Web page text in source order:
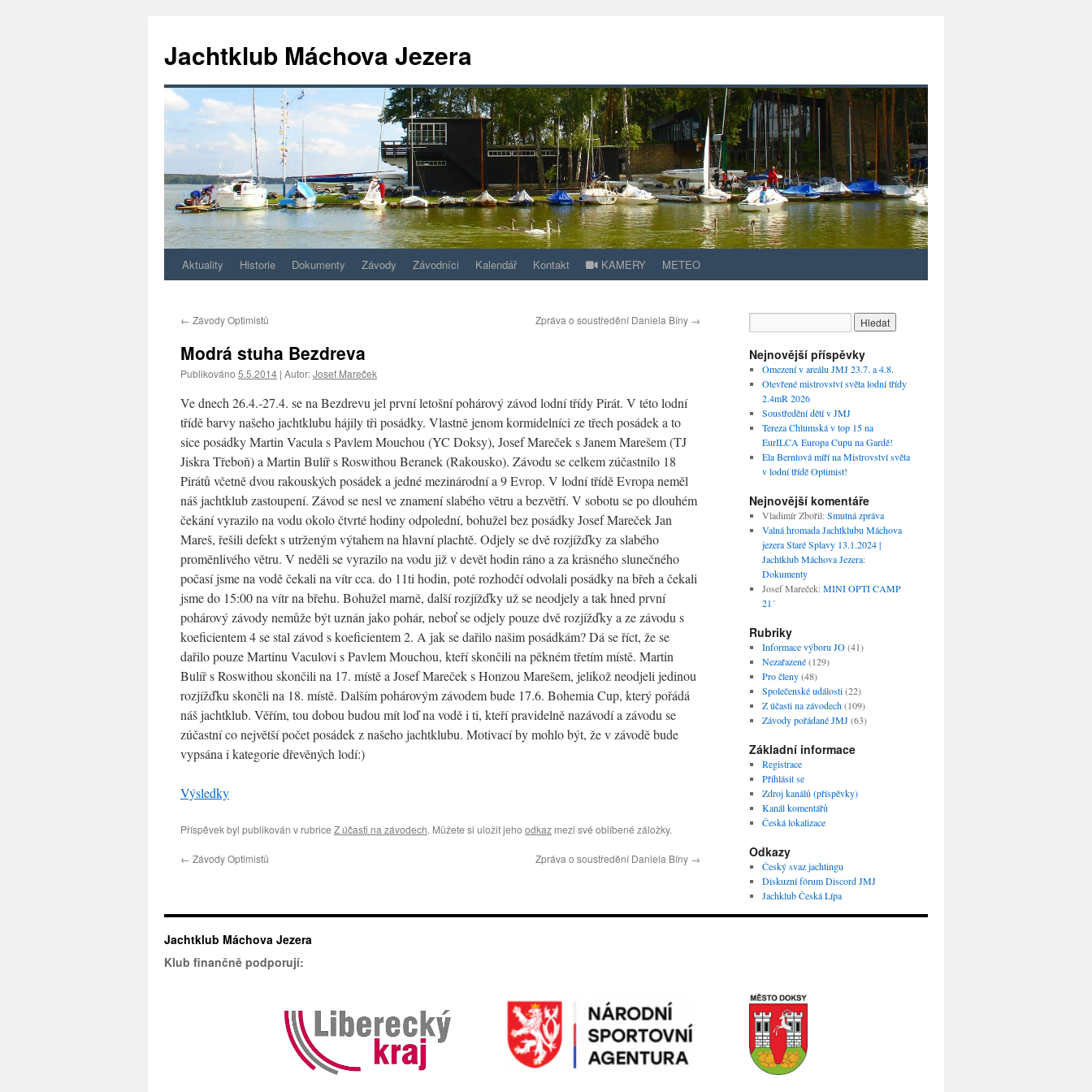
Jachtklub Máchova Jezera
Přejít
obsahu
webu
Aktuality Historie Dokumenty Závody Závodníci Kalendář Kontakt KAMERY METEO
← Závody Optimistů Zpráva o soustředění Daniela Bíny →
Modrá stuha Bezdreva
Publikováno 5.5.2014 | Autor:Josef Mareček
Ve dnech 26.4.-27.4. se na Bezdrevu jel první letošní pohárový závod lodní třídy Pirát. V této lodní
třídě barvy našeho jachtklubu hájily tři posádky. Vlastně jenom kormidelníci ze třech posádek a to
sice posádky Martin Vacula s Pavlem Mouchou (YC Doksy), Josef Mareček s Janem Marešem (TJ
Jiskra Třeboň) a Martin Bulíř s Roswithou Beranek (Rakousko). Závodu se celkem zúčastnilo 18
Pirátů včetně dvou rakouských posádek a jedné mezinárodní a 9 Evrop. V lodní třídě Evropa neměl
náš jachtklub zastoupení. Závod se nesl ve znamení slabého větru a bezvětří. V sobotu se po dlouhém
čekání vyrazilo na vodu okolo čtvrté hodiny odpolední, bohužel bez posádky Josef Mareček Jan
Mareš, řešili defekt s utrženým výtahem na hlavní plachtě. Odjely se dvě rozjížďky za slabého
proměnlivého větru. V neděli se vyrazilo na vodu již v devět hodin ráno a za krásného slunečného
počasí jsme na vodě čekali na vítr cca. do 11ti hodin, poté rozhodčí odvolali posádky na břeh a čekali
jsme do 15:00 na vítr na břehu. Bohužel marně, další rozjížďky už se neodjely a tak hned první
pohárový závody nemůže být uznán jako pohár, neboť se odjely pouze dvě rozjížďky a ze závodu s
koeficientem 4 se stal závod s koeficientem 2. A jak se dařilo našim posádkám? Dá se říct, že se
dařilo pouze Martinu Vaculovi s Pavlem Mouchou, kteří skončili na pěkném třetím místě. Martin
Bulíř s Roswithou skončili na 17. místě a Josef Mareček s Honzou Marešem, jelikož neodjeli jedinou
rozjížďku skončli na 18. místě. Dalším pohárovým závodem bude 17.6. Bohemia Cup, který pořádá
náš jachtklub. Věřím, tou dobou budou mít loď na vodě i ti, kteří pravidelně nazávodí a závodu se
zúčastní co největší počet posádek z našeho jachtklubu. Motivací by mohlo být, že v závodě bude
vypsána i kategorie dřevěných lodí:)
Výsledky
Příspěvek byl publikován v rubrice Z účasti na závodech. Můžete si uložit jeho odkaz mezi své oblíbené záložky.
← Závody Optimistů Zpráva o soustředění Daniela Bíny →
Nejnovější příspěvky
Omezení v areálu JMJ 23.7. a 4.8.
Otevřené mistrovství světa lodní třídy
2.4mR 2026
Soustředění dětí v JMJ
Tereza Chlumská v top 15 na
EurILCA Europa Cupu na Gardě!
Ela Berntová míří na Mistrovství světa
v lodní třídě Optimist!
Nejnovější komentáře
Vladimír Zbořil:Smutná zpráva
Valná hromada Jachtklubu Máchova
jezera Staré Splavy 13.1.2024 |
Jachtklub Máchova Jezera:
Dokumenty
Josef Mareček:MINI OPTI CAMP
21´
Rubriky
Informace výboru JO(41)
Nezařazené(129)
Pro členy(48)
Společenské události(22)
Z účasti na závodech(109)
Závody pořádané JMJ(63)
Základní informace
Registrace
Přihlásit se
Zdroj kanálů (příspěvky)
Kanál komentářů
Česká lokalizace
Odkazy
Český svaz jachtingu
Diskuzní fórum Discord JMJ
Jachklub Česká Lípa
Jachtklub Máchova Jezera
Klub finančně podporují: